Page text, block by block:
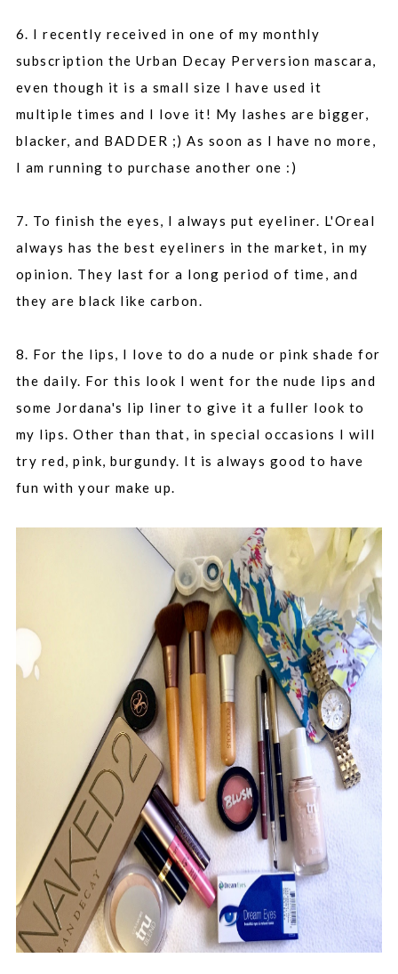
6. I recently received in one of my monthly
subscription the Urban Decay Perversion mascara,
even though it is a small size I have used it
multiple times and I love it! My lashes are bigger,
blacker, and BADDER ;) As soon as I have no more,
I am running to purchase another one :)
7. To finish the eyes, I always put eyeliner. L'Oreal
always has the best eyeliners in the market, in my
opinion. They last for a long period of time, and
they are black like carbon.
8. For the lips, I love to do a nude or pink shade for
the daily. For this look I went for the nude lips and
some Jordana's lip liner to give it a fuller look to
my lips. Other than that, in special occasions I will
try red, pink, burgundy. It is always good to have
fun with your make up.